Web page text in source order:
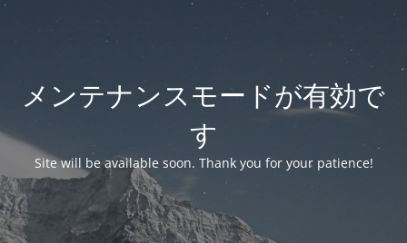
メンテナンスモードが有効で
す
Site will be available soon. Thank you for your patience!